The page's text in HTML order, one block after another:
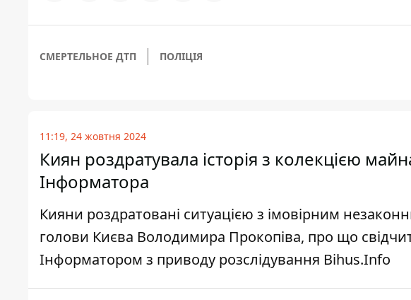
СМЕРТЕЛЬНОЕ ДТП ПОЛІЦІЯ
11:19, 24 жовтня 2024
Киян роздратувала історія з колекцією
Інформатора
Кияни роздратовані ситуацією з імовірним
голови Києва Володимира Прокопіва, про що
Інформатором з приводу розслідування Bihus.Info